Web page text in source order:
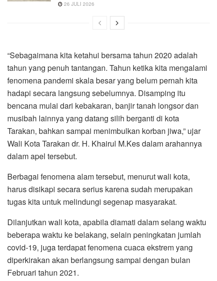
26 JULI 2026
“Sebagaimana kita ketahui bersama tahun 2020 adalah
tahun yang penuh tantangan. Tahun ketika kita mengalami
fenomena pandemi skala besar yang belum pernah kita
hadapi secara langsung sebelumnya. Disamping itu
bencana mulai dari kebakaran, banjir tanah longsor dan
musibah lainnya yang datang silih berganti di kota
Tarakan, bahkan sampai menimbulkan korban jiwa,” ujar
Wali Kota Tarakan dr. H. Khairul M.Kes dalam arahannya
dalam apel tersebut.
Berbagai fenomena alam tersebut, menurut wali kota,
harus disikapi secara serius karena sudah merupakan
tugas kita untuk melindungi segenap masyarakat.
Dilanjutkan wali kota, apabila diamati dalam selang waktu
beberapa waktu ke belakang, selain peningkatan jumlah
covid-19, juga terdapat fenomena cuaca ekstrem yang
diperkirakan akan berlangsung sampai dengan bulan
Februari tahun 2021.